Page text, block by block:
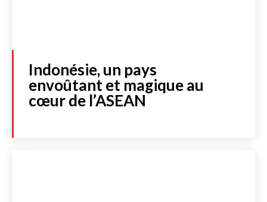
Indonésie, un pays
envoûtant et magique au
cœur de l’ASEAN